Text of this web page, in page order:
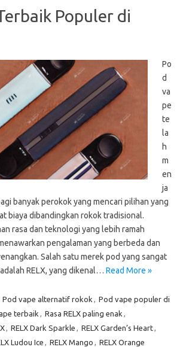
Populer di
Po
d
va
pe
te
la
h
m
en
ja
banyak perokok yang mencari pilihan yang
biaya dibandingkan rokok tradisional.
rasa dan teknologi yang lebih ramah
pengalaman yang berbeda dan
Salah satu merek pod yang sangat
RELX, yang dikenal… Read More »
Pod vape alternatif rokok , Pod vape populer di
terbaik , Rasa RELX paling enak ,
, RELX Dark Sparkle , RELX Garden’s Heart,
Ludou Ice , RELX Mango , RELX Orange